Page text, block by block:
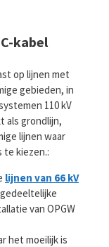
kabel
op lijnen met
gebieden, in
110 kV
als grondlijn,
lijnen waar
te kiezen.:
lijnen van 66 kV
van OPGW
het moeilijk is